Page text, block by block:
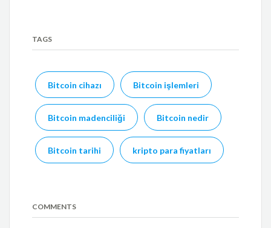
TAGS
Bitcoin cihazı Bitcoin işlemleri
Bitcoin madenciliği Bitcoin nedir
Bitcoin tarihi kripto para fiyatları
COMMENTS